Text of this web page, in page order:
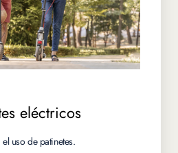
eléctricos
uso de patinetes.